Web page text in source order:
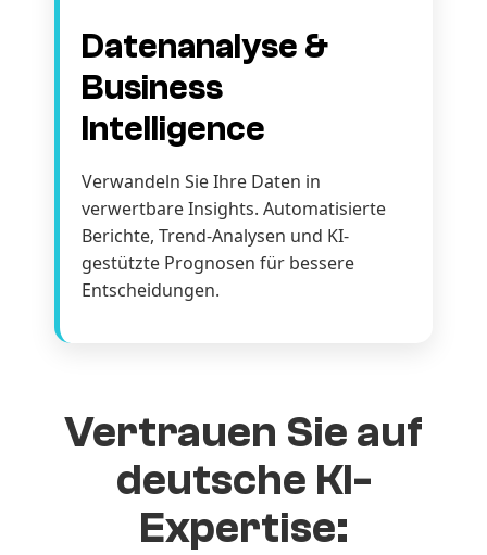
Datenanalyse &
Business
Intelligence
Verwandeln Sie Ihre Daten in
verwertbare Insights. Automatisierte
Berichte, Trend-Analysen und KI-
gestützte Prognosen für bessere
Entscheidungen.
Vertrauen Sie auf
deutsche KI-
Expertise: